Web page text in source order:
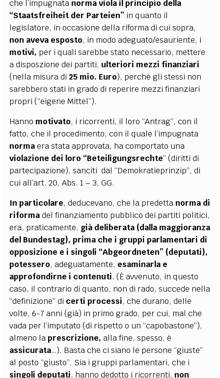
che l’impugnata norma viola il principio della
“Staatsfreiheit der Parteien” in quanto il
legislatore, in occasione della riforma di cui sopra,
non aveva esposto, in modo adeguato/esauriente, i
motivi, per i quali sarebbe stato necessario, mettere
a disposzione dei partiti, ulteriori mezzi finanziari
(nella misura di 25 mio. Euro), perchè gli stessi non
sarebbero stati in grado di reperire mezzi finanziari
propri (“eigene Mittel”).
Hanno motivato, i ricorrenti, il loro “Antrag”, con il
fatto, che il procedimento, con il quale l’impugnata
normaera stata approvata, ha comportato una
violazione dei loro “Beteiligungsrechte” (diritti di
partecipazione), sanciti dal “Demokratieprinzip”, di
cui all’art. 20, Abs. 1 – 3, GG.
In particolare, deducevano, che la predetta norma di
riformadel finanziamento pubblico dei partiti politici,
era, praticamente, già deliberata (dalla maggioranza
del Bundestag), prima che i gruppi parlamentari di
opposizione e i singoli “Abgeordneten” (deputati),
potessero, adeguatamente, esaminarla e
approfondirne i contenuti. (È avvenuto, in questo
caso, il contrario di quanto, non di rado, succede nella
“definizione” di certi processi, che durano, delle
volte, 6-7 anni (già) in primo grado, per cui, mal che
vada per l’imputato (di rispetto o un “capobastone”),
almeno laprescrizione, alla fine, spesso, è
assicurata…). Basta che ci siano le persone “giuste”
al posto “giusto”. Sia i gruppi parlamentari, che i
singoli deputati, hanno dedotto i ricorrenti, non